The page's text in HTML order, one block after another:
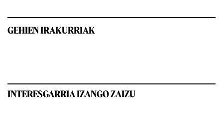
GEHIEN IRAKURRIAK
INTERESGARRIA IZANGO ZAIZU